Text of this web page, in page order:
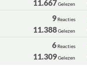
11.667Gelezen
9 Reacties
11.388Gelezen
6 Reacties
11.309Gelezen